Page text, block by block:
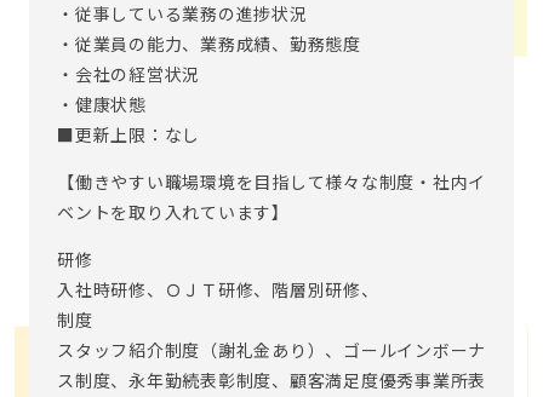
・従事している業務の進捗状況
・従業員の能力、業務成績、勤務態度
・会社の経営状況
・健康状態
■更新上限：なし
【働きやすい職場環境を目指して様々な制度・社内イ
ベントを取り入れています】
研修
入社時研修、ＯＪＴ研修、階層別研修、
制度
スタッフ紹介制度（謝礼金あり）、ゴールインボーナ
ス制度、永年勤続表彰制度、顧客満足度優秀事業所表